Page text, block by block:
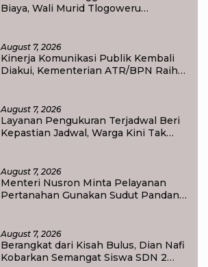
Biaya, Wali Murid Tlogoweru
August 7, 2026
Kinerja Komunikasi Publik Kembali
Diakui, Kementerian ATR/BPN Raih
August 7, 2026
Layanan Pengukuran Terjadwal Beri
Kepastian Jadwal, Warga Kini Tak
August 7, 2026
Menteri Nusron Minta Pelayanan
Pertanahan Gunakan Sudut Pandang
August 7, 2026
Berangkat dari Kisah Bulus, Dian Nafi
Kobarkan Semangat Siswa SDN 2